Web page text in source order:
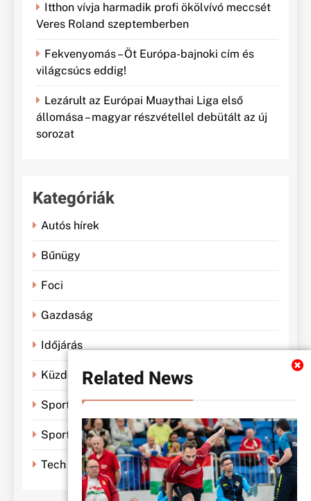
Related News
Itthon vívja harmadik profi ökölvívó meccsét
Veres Roland szeptemberben
Fekvenyomás – Öt Európa-bajnoki cím és
világcsúcs eddig!
Lezárult az Európai Muaythai Liga első
állomása – magyar részvétellel debütált az új
sorozat
Kategóriák
Autós hírek
Bűnügy
Foci
Gazdaság
Időjárás
Küzdősportok
Sportbánya
Sporthírek
Tech